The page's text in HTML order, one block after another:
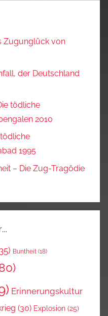
Zugunglück von
der Deutschland
tödliche
2010
1995
– Die Zug-Tragödie
Buntheit (18)
Erinnerungskultur
(30) Explosion (25)